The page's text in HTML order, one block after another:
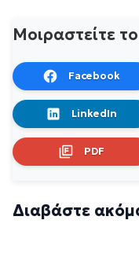
Μοιραστείτε
Facebook
LinkedIn
PDF
Διαβάστε